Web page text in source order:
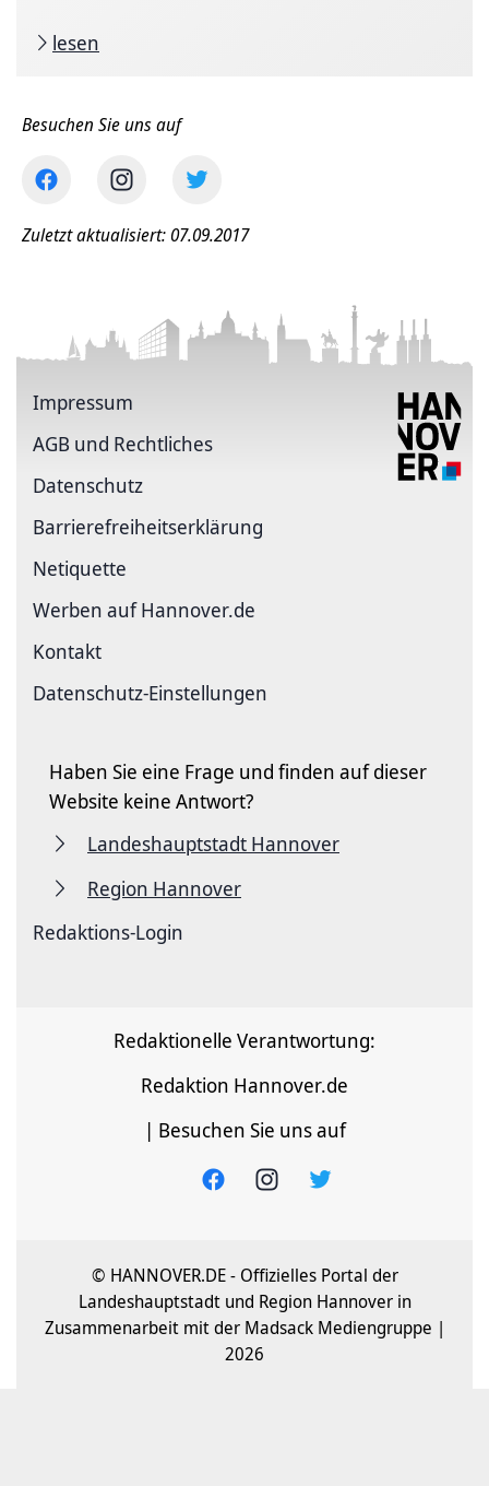
lesen
Besuchen Sie uns auf
Zuletzt aktualisiert: 07.09.2017
Impressum
AGB und Rechtliches
Datenschutz
Barriere­freiheits­erklärung
Netiquette
Werben auf Hannover.de
Kontakt
Datenschutz-Einstellungen
Haben Sie eine Frage und finden auf dieser
Website keine Antwort?
Landeshauptstadt Hannover
Region Hannover
Redaktions-Login
Redaktionelle Verantwortung:
Redaktion Hannover.de
| Besuchen Sie uns auf
© HANNOVER.DE - Offizielles Portal der
Landeshauptstadt und Region Hannover in
Zusammenarbeit mit der Madsack Mediengruppe |
2026